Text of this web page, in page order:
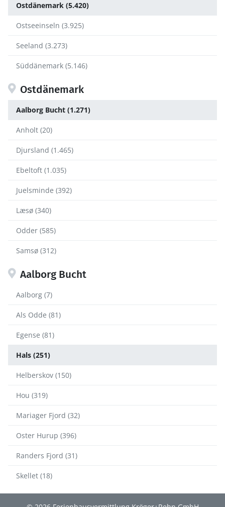
Ostdänemark (5.420)
Ostseeinseln (3.925)
Seeland (3.273)
Süddänemark (5.146)
Ostdänemark
Aalborg Bucht (1.271)
Anholt (20)
Djursland (1.465)
Ebeltoft (1.035)
Juelsminde (392)
Læsø (340)
Odder (585)
Samsø (312)
Aalborg Bucht
Aalborg (7)
Als Odde (81)
Egense (81)
Hals (251)
Helberskov (150)
Hou (319)
Mariager Fjord (32)
Oster Hurup (396)
Randers Fjord (31)
Skellet (18)